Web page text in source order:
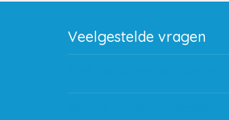
Veelgestelde vragen